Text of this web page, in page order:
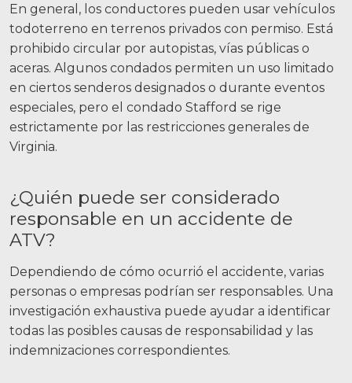
En general, los conductores pueden usar vehículos
todoterreno en terrenos privados con permiso. Está
prohibido circular por autopistas, vías públicas o
aceras. Algunos condados permiten un uso limitado
en ciertos senderos designados o durante eventos
especiales, pero el condado Stafford se rige
estrictamente por las restricciones generales de
Virginia.
¿Quién puede ser considerado
responsable en un accidente de
ATV?
Dependiendo de cómo ocurrió el accidente, varias
personas o empresas podrían ser responsables. Una
investigación exhaustiva puede ayudar a identificar
todas las posibles causas de responsabilidad y las
indemnizaciones correspondientes.